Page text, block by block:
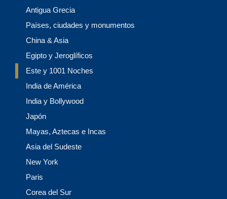
Antigua Grecia
Países, ciudades y monumentos
China & Asia
Egipto y Jeroglíficos
Este y 1001 Noches
India de América
India y Bollywood
Japón
Mayas, Aztecas e Incas
Asia del Sudeste
New York
Paris
Corea del Sur